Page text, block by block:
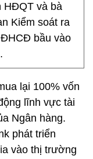
HĐQT và bà
Kiểm soát ra
bầu vào
lại 100% vốn
lĩnh vực tài
Ngân hàng.
phát triển
vào thị trường